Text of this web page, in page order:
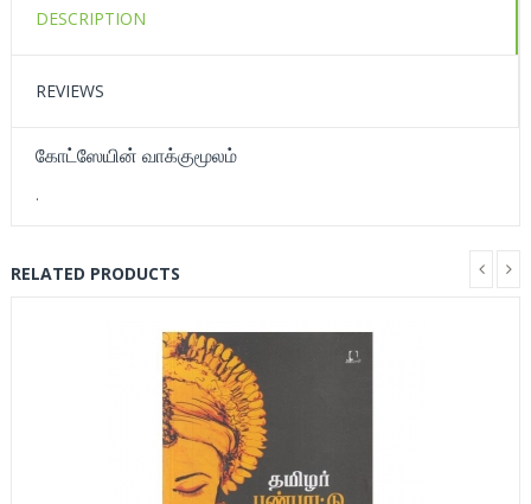
DESCRIPTION
REVIEWS
கோட்ஸேயின் வாக்குமூலம்
.
RELATED PRODUCTS